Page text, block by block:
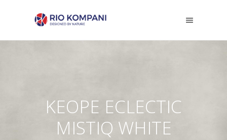
KEOPE ECLECTIC
MISTIQ WHITE